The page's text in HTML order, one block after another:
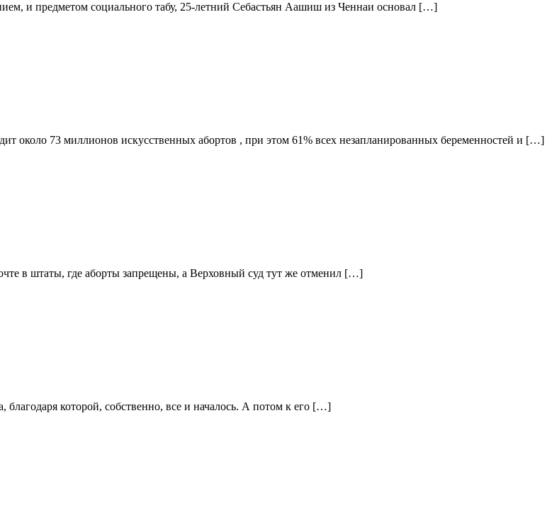
и предметом социального табу, 25-летний Себастьян Аашиш из Ченнаи основал […]
около 73 миллионов искусственных абортов , при этом 61% всех незапланированных беременностей и […]
в штаты, где аборты запрещены, а Верховный суд тут же отменил […]
которой, собственно, все и началось. А потом к его […]